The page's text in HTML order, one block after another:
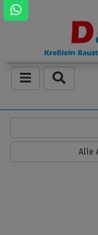
Alle